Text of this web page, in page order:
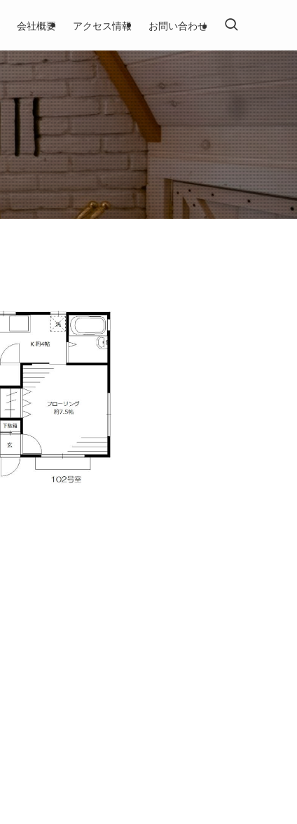
会社概要 アクセス情報 お問い合わせ